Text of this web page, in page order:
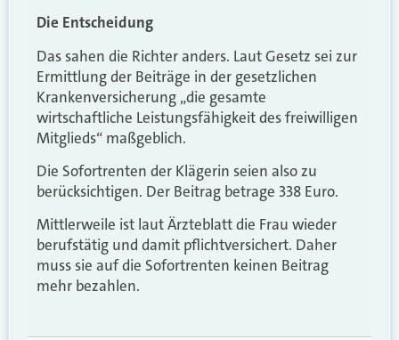
Die Entscheidung
Das sahen die Richter anders. Laut Gesetz sei zur
Ermittlung der Beiträge in der gesetzlichen
Krankenversicherung „die gesamte
wirtschaftliche Leistungsfähigkeit des freiwilligen
Mitglieds“ maßgeblich.
Die Sofortrenten der Klägerin seien also zu
berücksichtigen. Der Beitrag betrage 338 Euro.
Mittlerweile ist laut Ärzteblatt die Frau wieder
berufstätig und damit pflichtversichert. Daher
muss sie auf die Sofortrenten keinen Beitrag
mehr bezahlen.